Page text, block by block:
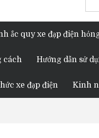
ắc quy xe đạp điện
cách Hướng dẫn sử
xe đạp điện Kinh